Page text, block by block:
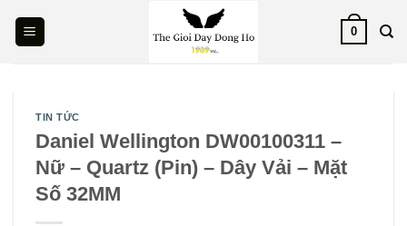
0
TIN TỨC
Daniel Wellington DW00100311 –
Nữ – Quartz (Pin) – Dây Vải – Mặt
Số 32MM